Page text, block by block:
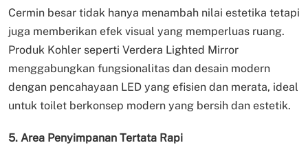
Cermin besar tidak hanya menambah nilai estetika tetapi
juga memberikan efek visual yang memperluas ruang.
Produk Kohler seperti Verdera Lighted Mirror
menggabungkan fungsionalitas dan desain modern
dengan pencahayaan LED yang efisien dan merata, ideal
untuk toilet berkonsep modern yang bersih dan estetik.
5. Area Penyimpanan Tertata Rapi